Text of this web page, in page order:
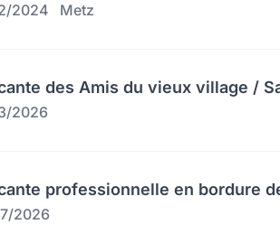
2024 Metz
des Amis du vieux village /
2026
professionnelle en bordure
2026